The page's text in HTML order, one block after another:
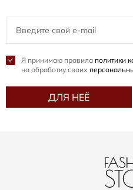
Я принимаю правила политики
на обработку своих
ДЛЯ НЕЁ